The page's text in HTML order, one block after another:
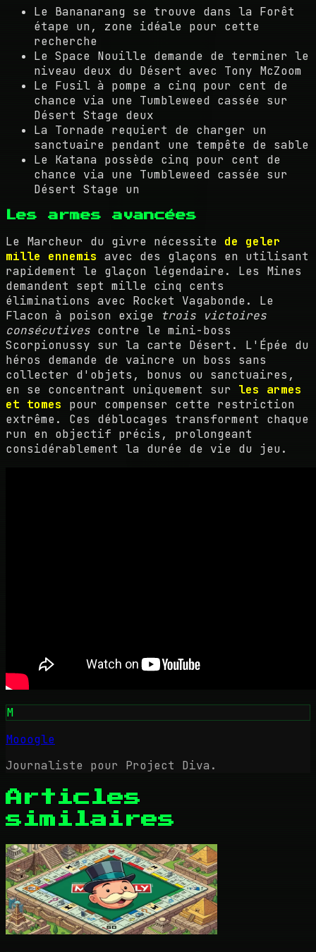
Le Bananarang se trouve dans la Forêt
étape un, zone idéale pour cette
recherche
Le Space Nouille demande de terminer le
niveau deux du Désert avec Tony McZoom
Le Fusil à pompe a cinq pour cent de
chance via une Tumbleweed cassée sur
Désert Stage deux
La Tornade requiert de charger un
sanctuaire pendant une tempête de sable
Le Katana possède cinq pour cent de
chance via une Tumbleweed cassée sur
Désert Stage un
Les armes avancées
Le Marcheur du givre nécessite de geler
mille ennemis avec des glaçons en utilisant
rapidement le glaçon légendaire. Les Mines
demandent sept mille cinq cents
éliminations avec Rocket Vagabonde. Le
Flacon à poison exige
trois victoires
consécutives contre le mini-boss
Scorpionussy sur la carte Désert. L'Épée du
héros demande de vaincre un boss sans
collecter d'objets, bonus ou sanctuaires,
en se concentrant uniquement sur les armes
et tomes pour compenser cette restriction
extrême. Ces déblocages transforment chaque
run en objectif précis, prolongeant
considérablement la durée de vie du jeu.
M
Mooogle
Journaliste pour Project Diva.
Articles
similaires